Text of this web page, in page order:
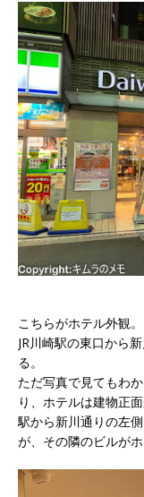
こちらがホテル外観。
JR川崎駅の東口から
る。
ただ写真で見てもわ
り、ホテルは建物正
駅から新川通りの左
が、その隣のビルがホ